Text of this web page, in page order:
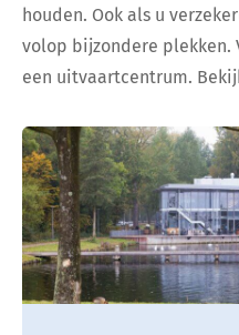
houden. Ook als u
volop bijzondere plekken.
een uitvaartcentrum.